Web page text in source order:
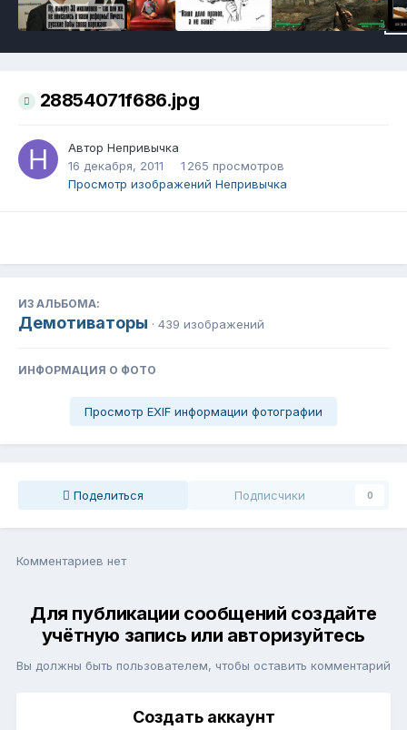
28854071f686.jpg
Автор Непривычка
16 декабря, 2011
1 265 просмотров
Просмотр изображений Непривычка
ИЗ АЛЬБОМА:
Демотиваторы · 439 изображений
ИНФОРМАЦИЯ О ФОТО
Просмотр EXIF информации фотографии
Поделиться Подписчики 0
Комментариев нет
Для публикации сообщений создайте
учётную запись или авторизуйтесь
Вы должны быть пользователем, чтобы оставить комментарий
Создать аккаунт